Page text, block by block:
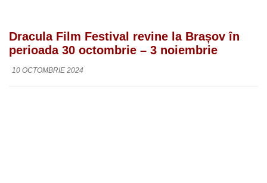
Dracula Film Festival revine la Brașov în
perioada 30 octombrie – 3 noiembrie
10 OCTOMBRIE 2024